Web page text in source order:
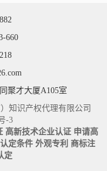
660
聚才大厦A105室
知识产权代理有限公司
-3
高新技术企业认证 申请高
定条件 外观专利 商标注
定